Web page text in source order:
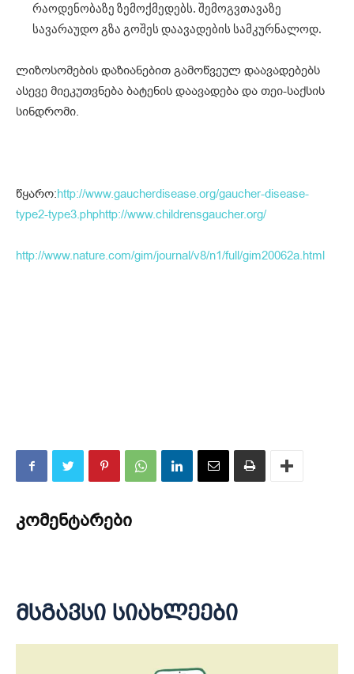
რაოდენობაზე ზემოქმედებს. შემოგვთავაზე
სავარაუდო გზა გოშეს დაავადების სამკურნალოდ.
ლიზოსომების დაზიანებით გამოწვეულ დაავადებებს
ასევე მიეკუთვნება ბატენის დაავადება და თეი-საქსის
სინდრომი.
წყარო:http://www.gaucherdisease.org/gaucher-disease-
type2-type3.phphttp://www.childrensgaucher.org/
http://www.nature.com/gim/journal/v8/n1/full/gim20062a.html
კომენტარები
მსგავსი სიახლეები